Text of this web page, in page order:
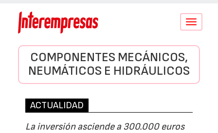
Conmutar
COMPONENTES MECÁNICOS,
NEUMÁTICOS E HIDRÁULICOS
ACTUALIDAD
La inversión asciende a 300.000 euros